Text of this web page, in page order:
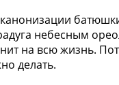
небесным
на всю жизнь.
делать.